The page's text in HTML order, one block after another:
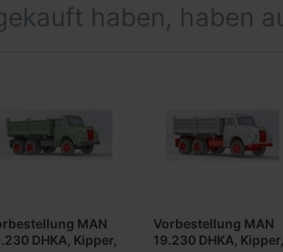
haben, haben
MAN
DHKA, Kipper,
Vorbestellung MAN
19.230 DHKA, Kipper,